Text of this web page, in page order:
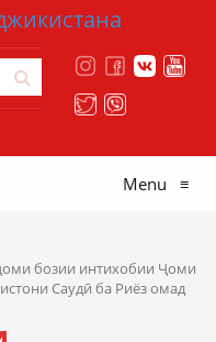
Menu ≡
бозии интихобии Ҷоми
Саудӣ ба Риёз омад